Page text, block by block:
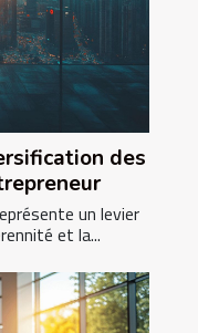
des
un levier
et la...